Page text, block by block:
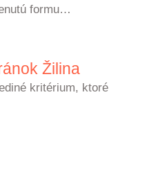
formu…
Žilina
kritérium, ktoré